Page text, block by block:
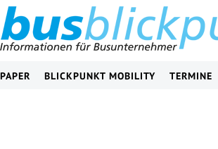
BLICKPUNKT MOBILITY TERMINE